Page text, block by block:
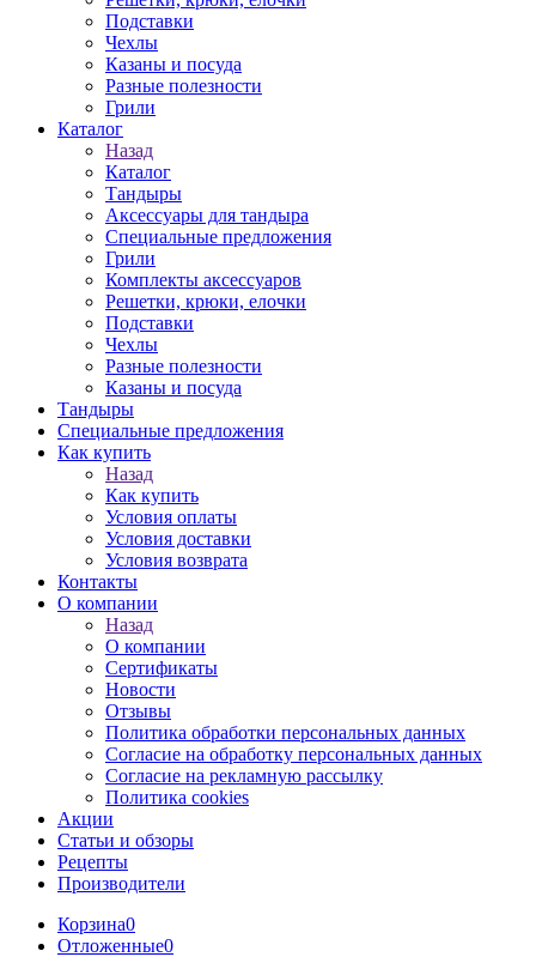
Подставки
Чехлы
Казаны и посуда
Разные полезности
Грили
Каталог
Назад
Каталог
Тандыры
Аксессуары для тандыра
Специальные предложения
Грили
Комплекты аксессуаров
Решетки, крюки, елочки
Подставки
Чехлы
Разные полезности
Казаны и посуда
Тандыры
Специальные предложения
Как купить
Назад
Как купить
Условия оплаты
Условия доставки
Условия возврата
Контакты
О компании
Назад
О компании
Сертификаты
Новости
Отзывы
Политика обработки персональных данных
Согласие на обработку персональных данных
Согласие на рекламную рассылку
Политика cookies
Акции
Статьи и обзоры
Рецепты
Производители
Корзина0
Отложенные0